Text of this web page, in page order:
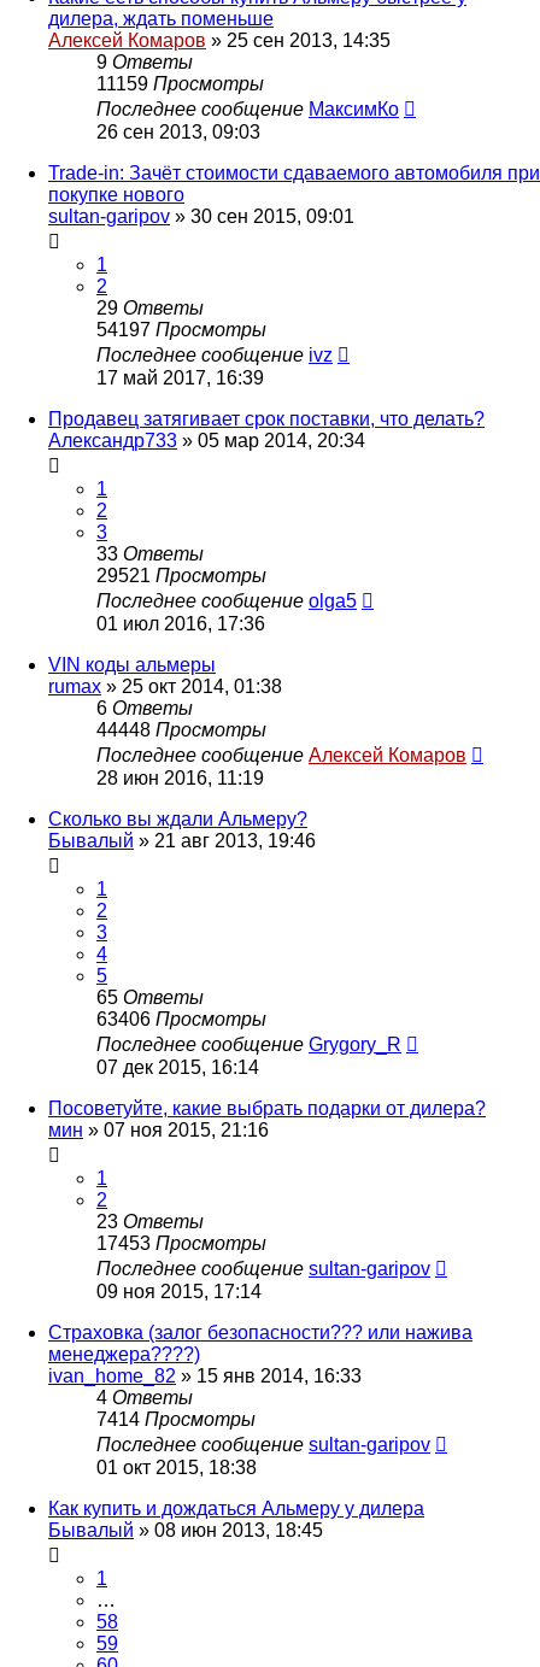
дилера, ждать поменьше
Алексей Комаров » 25 сен 2013, 14:35
9 Ответы
11159 Просмотры
Последнее сообщение МаксимКо
26 сен 2013, 09:03
Trade-in: Зачёт стоимости сдаваемого автомобиля при
покупке нового
sultan-garipov » 30 сен 2015, 09:01
1
2
29 Ответы
54197 Просмотры
Последнее сообщение ivz
17 май 2017, 16:39
Продавец затягивает срок поставки, что делать?
Александр733 » 05 мар 2014, 20:34
1
2
3
33 Ответы
29521 Просмотры
Последнее сообщение olga5
01 июл 2016, 17:36
VIN коды альмеры
rumax » 25 окт 2014, 01:38
6 Ответы
44448 Просмотры
Последнее сообщение Алексей Комаров
28 июн 2016, 11:19
Сколько вы ждали Альмеру?
Бывалый » 21 авг 2013, 19:46
1
2
3
4
5
65 Ответы
63406 Просмотры
Последнее сообщение Grygory_R
07 дек 2015, 16:14
Посоветуйте, какие выбрать подарки от дилера?
мин » 07 ноя 2015, 21:16
1
2
23 Ответы
17453 Просмотры
Последнее сообщение sultan-garipov
09 ноя 2015, 17:14
Страховка (залог безопасности??? или нажива
менеджера????)
ivan_home_82 » 15 янв 2014, 16:33
4 Ответы
7414 Просмотры
Последнее сообщение sultan-garipov
01 окт 2015, 18:38
Как купить и дождаться Альмеру у дилера
Бывалый » 08 июн 2013, 18:45
1
…
58
59